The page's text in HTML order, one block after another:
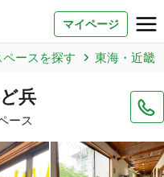
マイページ
ースを探す 東海・近畿
兵
ース